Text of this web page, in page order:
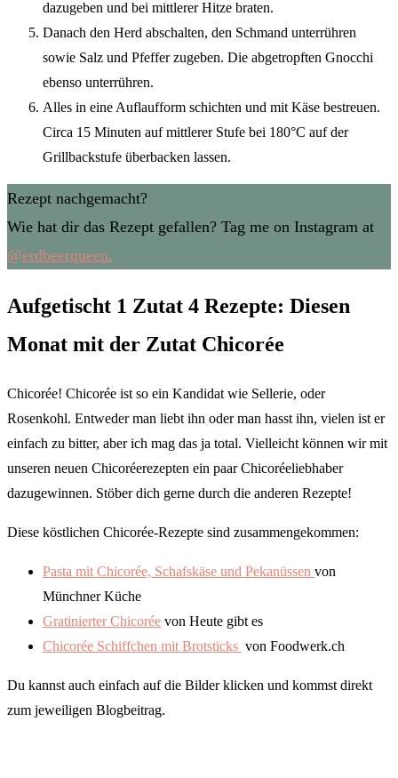
dazugeben und bei mittlerer Hitze braten.
Danach den Herd abschalten, den Schmand unterrühren
sowie Salz und Pfeffer zugeben. Die abgetropften Gnocchi
ebenso unterrühren.
Alles in eine Auflaufform schichten und mit Käse bestreuen.
Circa 15 Minuten auf mittlerer Stufe bei 180°C auf der
Grillbackstufe überbacken lassen.
Rezept nachgemacht?
Wie hat dir das Rezept gefallen? Tag me on Instagram at
@erdbeerqueen.
Aufgetischt 1 Zutat 4 Rezepte: Diesen
Monat mit der Zutat Chicorée
Chicorée! Chicorée ist so ein Kandidat wie Sellerie, oder
Rosenkohl. Entweder man liebt ihn oder man hasst ihn, vielen ist er
einfach zu bitter, aber ich mag das ja total. Vielleicht können wir mit
unseren neuen Chicoréerezepten ein paar Chicoréeliebhaber
dazugewinnen. Stöber dich gerne durch die anderen Rezepte!
Diese köstlichen Chicorée-Rezepte sind zusammengekommen:
Pasta mit Chicorée, Schafskäse und Pekanüssen von
Münchner Küche
Gratinierter Chicorée von Heute gibt es
Chicorée Schiffchen mit Brotsticks von Foodwerk.ch
Du kannst auch einfach auf die Bilder klicken und kommst direkt
zum jeweiligen Blogbeitrag.